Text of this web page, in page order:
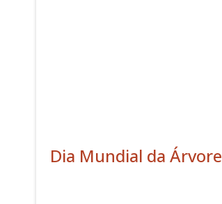
Dia Mundial da Árvore